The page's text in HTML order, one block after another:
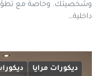
وشخصيتك. وخاصة مع تطوّر
داخلية…
ديكورات مرايا